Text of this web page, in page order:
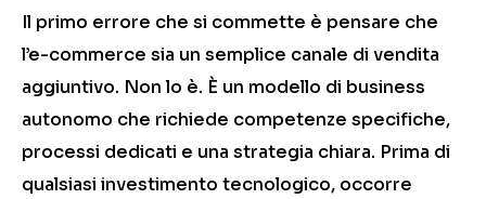
Il primo errore che si commette è pensare che
l’e-commerce sia un semplice canale di vendita
aggiuntivo. Non lo è. È un modello di business
autonomo che richiede competenze specifiche,
processi dedicati e una strategia chiara. Prima di
qualsiasi investimento tecnologico, occorre